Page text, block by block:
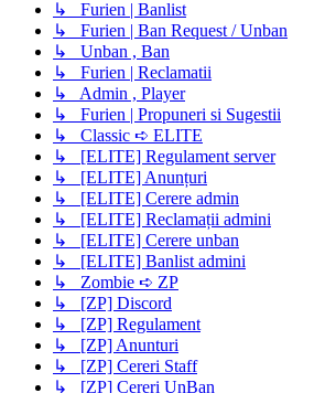
↳ Furien | Banlist
↳ Furien | Ban Request / Unban
↳ Unban , Ban
↳ Furien | Reclamatii
↳ Admin , Player
↳ Furien | Propuneri si Sugestii
↳ Classic ➪ ELITE
↳ [ELITE] Regulament server
↳ [ELITE] Anunțuri
↳ [ELITE] Cerere admin
↳ [ELITE] Reclamații admini
↳ [ELITE] Cerere unban
↳ [ELITE] Banlist admini
↳ Zombie ➪ ZP
↳ [ZP] Discord
↳ [ZP] Regulament
↳ [ZP] Anunturi
↳ [ZP] Cereri Staff
↳ [ZP] Cereri UnBan